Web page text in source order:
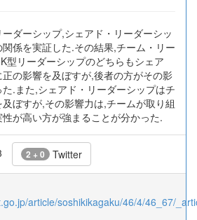
ダーシップ,シェアド・リーダーシッ
係を実証した.その結果,チーム・リー
型リーダーシップのどちらもシェア
正の影響を及ぼすが,後者の方がその影
.また,シェアド・リーダーシップはチ
ぼすが,その影響力は,チームが取り組
が高い方が強まることが分かった.
2 + 0 Twitter
article/soshikikagaku/46/4/46_67/